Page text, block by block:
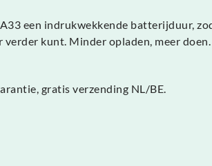
een indrukwekkende batterijduur,
kunt. Minder opladen, meer doen.
gratis verzending NL/BE.